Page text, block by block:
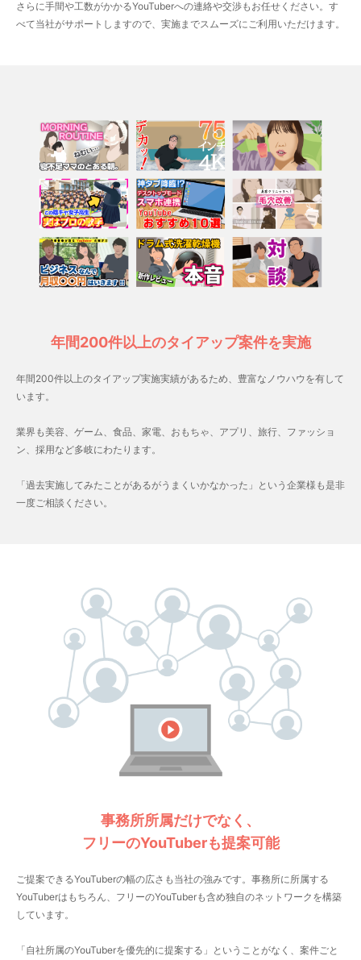
さらに手間や工数がかかるYouTuberへの連絡や交渉もお任せください。す
べて当社がサポートしますので、実施までスムーズにご利用いただけます。
年間200件以上のタイアップ案件を実施
年間200件以上のタイアップ実施実績があるため、豊富なノウハウを有して
います。
業界も美容、ゲーム、食品、家電、おもちゃ、アプリ、旅行、ファッショ
ン、採用など多岐にわたります。
「過去実施してみたことがあるがうまくいかなかった」という企業様も是非
一度ご相談ください。
事務所所属だけでなく、
フリーのYouTuberも提案可能
ご提案できるYouTuberの幅の広さも当社の強みです。事務所に所属する
YouTuberはもちろん、フリーのYouTuberも含め独自のネットワークを構築
しています。
「自社所属のYouTuberを優先的に提案する」ということがなく、案件ごと